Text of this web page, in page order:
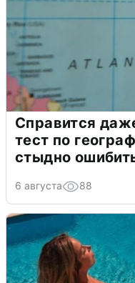
Справится
тест по
стыдно
6 августа 88